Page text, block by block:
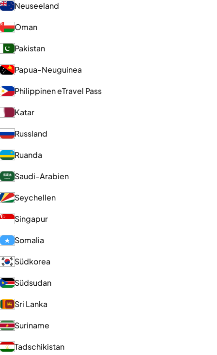
Neuseeland
Oman
Pakistan
Papua-Neuguinea
Philippinen eTravel Pass
Katar
Russland
Ruanda
Saudi-Arabien
Seychellen
Singapur
Somalia
Südkorea
Südsudan
Sri Lanka
Suriname
Tadschikistan